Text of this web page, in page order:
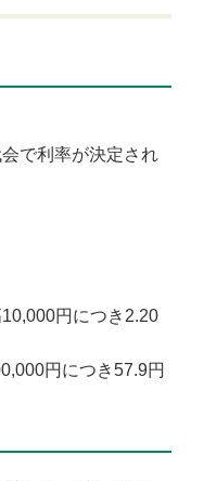
で利率が決定され
円につき2.20
円につき57.9円